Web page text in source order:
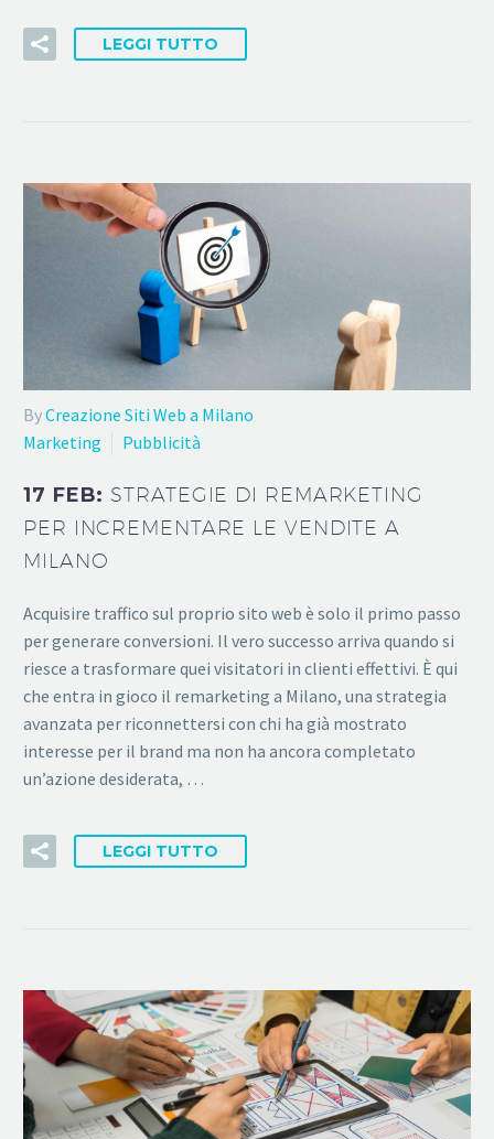
LEGGI TUTTO
ByCreazione Siti Web a Milano
Marketing
Pubblicità
17 FEB: STRATEGIE DI REMARKETING
PER INCREMENTARE LE VENDITE A
MILANO
Acquisire traffico sul proprio sito web è solo il primo passo
per generare conversioni. Il vero successo arriva quando si
riesce a trasformare quei visitatori in clienti effettivi. È qui
che entra in gioco il remarketing a Milano, una strategia
avanzata per riconnettersi con chi ha già mostrato
interesse per il brand ma non ha ancora completato
un’azione desiderata, …
LEGGI TUTTO